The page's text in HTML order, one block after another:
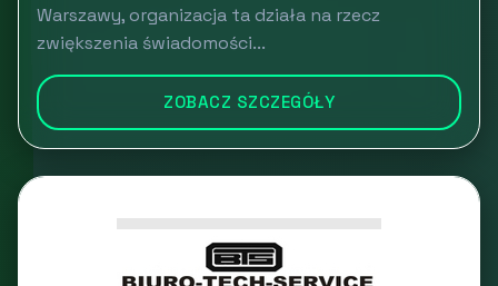
Warszawy, organizacja ta działa na rzecz
zwiększenia świadomości...
ZOBACZ SZCZEGÓŁY